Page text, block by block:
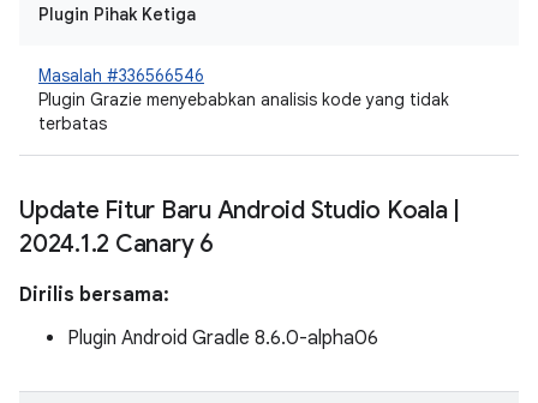
Plugin Pihak Ketiga
Masalah #336566546
Plugin Grazie menyebabkan analisis kode yang tidak
terbatas
Update Fitur Baru Android Studio Koala
2024.1.2 Canary 6
Dirilis bersama:
Plugin Android Gradle 8.6.0-alpha06